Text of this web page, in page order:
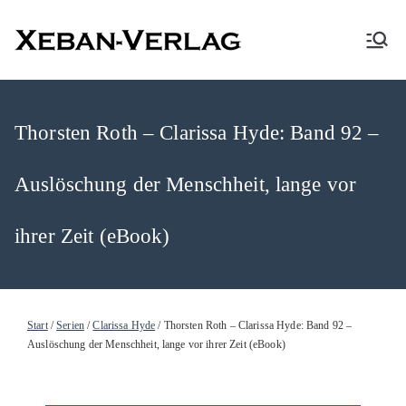
XEBAN-Verlag
Thorsten Roth – Clarissa Hyde: Band 92 –
Auslöschung der Menschheit, lange vor
ihrer Zeit (eBook)
Start/Serien/Clarissa Hyde / Thorsten Roth – Clarissa Hyde: Band 92 –
Auslöschung der Menschheit, lange vor ihrer Zeit (eBook)